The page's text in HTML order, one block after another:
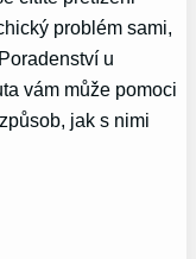
problém sami,
u
vám může pomoci
jak s nimi